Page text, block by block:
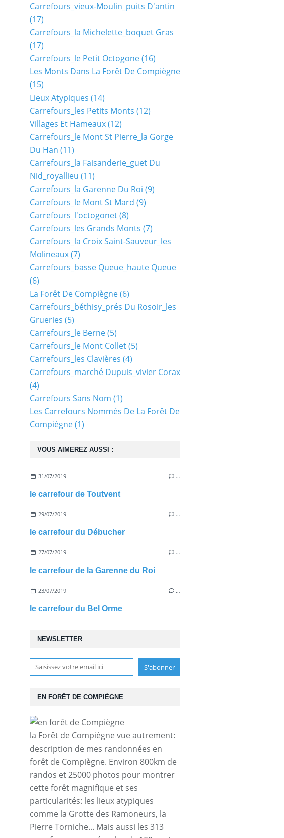
NEWSLETTER
EN FORÊT DE COMPIÈGNE
la Forêt de Compiègne vue autrement:
description de mes randonnées en
forêt de Compiègne. Environ 800km de
randos et 25000 photos pour montrer
cette forêt magnifique et ses
particularités: les lieux atypiques
comme la Grotte des Ramoneurs, la
Pierre Torniche... Mais aussi les 313
VOUS AIMEREZ AUSSI :
31/07/2019 …
le carrefour de Toutvent
29/07/2019 …
le carrefour du Débucher
27/07/2019 …
le carrefour de la Garenne du Roi
23/07/2019 …
le carrefour du Bel Orme
Carrefours_vieux-Moulin_puits D'antin
(17)
Carrefours_la Michelette_boquet Gras
(17)
Carrefours_le Petit Octogone(16)
Les Monts Dans La Forêt De Compiègne
(15)
Lieux Atypiques (14)
Carrefours_les Petits Monts (12)
Villages Et Hameaux(12)
Carrefours_le Mont St Pierre_la Gorge
Du Han (11)
Carrefours_la Faisanderie_guet Du
Nid_royallieu (11)
Carrefours_la Garenne Du Roi (9)
Carrefours_le Mont St Mard (9)
Carrefours_l'octogonet(8)
Carrefours_les Grands Monts (7)
Carrefours_la Croix Saint-Sauveur_les
Molineaux(7)
Carrefours_basse Queue_haute Queue
(6)
La Forêt De Compiègne(6)
Carrefours_béthisy_prés Du Rosoir_les
Grueries (5)
Carrefours_le Berne(5)
Carrefours_le Mont Collet(5)
Carrefours_les Clavières (4)
Carrefours_marché Dupuis_vivier Corax
(4)
Carrefours Sans Nom (1)
Les Carrefours Nommés De La Forêt De
Compiègne(1)